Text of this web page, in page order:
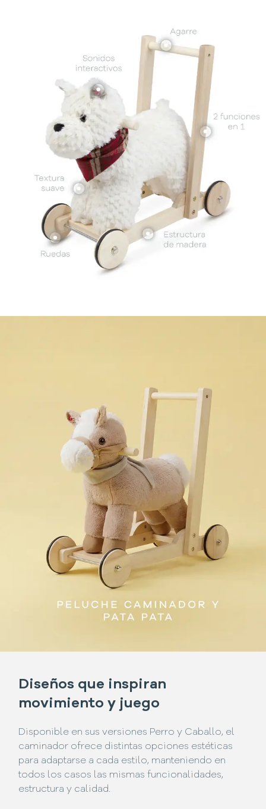
Diseños que inspiran
movimiento y juego
Disponible en sus versiones Perro y Caballo, el
caminador ofrece distintas opciones estéticas
para adaptarse a cada estilo, manteniendo en
todos los casos las mismas funcionalidades,
estructura y calidad.